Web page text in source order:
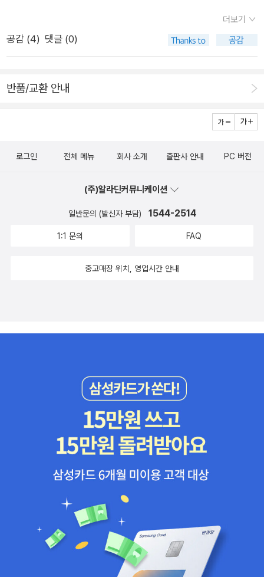
들에 함께 눈물을 흘리고 싶다. 손등을 포개고 이야기를 나누고
싶다. 그런 마음으로 밑줄을 그었다.리토르넬로는 14세기 이탈리
란 사실도 모르고 살았겠지. 언젠가 꽃이 가득한 공간에서 이 시
집을 읽고 싶다. 눈도 내리면 좋겠다. 그러려면... 인공눈을 들고
가서 뿌리며 읽어야 하나?사람들이 나를 반도 안 읽고 갔다- P6
더보기
공감 (4) 댓글 (0)
반품/교환 안내
로그인 전체 메뉴 회사 소개 출판사 안내 PC 버전
(주)알라딘커뮤니케이션
일반문의 (발신자 부담) 1544-2514
1:1 문의 FAQ
중고매장 위치, 영업시간 안내